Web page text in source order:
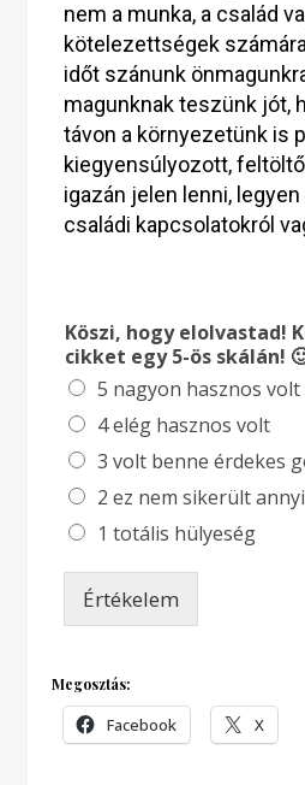
nem a munka, a család
kötelezettségek
időt szánunk
magunknak teszünk jót,
távon a környezetünk is
kiegyensúlyozott,
igazán jelen lenni,
családi kapcsolatokról
Köszi, hogy elolvastad!
cikket egy 5-ös skálán!
5 nagyon hasznos volt
4 elég hasznos volt
3 volt benne érdekes
2 ez nem sikerült
1 totális hülyeség
Értékelem
Megosztás:
Facebook X